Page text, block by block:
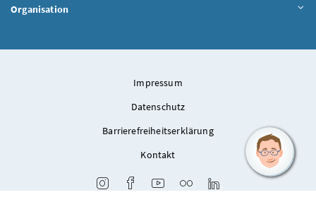
Organisation
Impressum
Datenschutz
Barrierefreiheitserklärung
Kontakt
InstagramFacebookYoutubeFlickr